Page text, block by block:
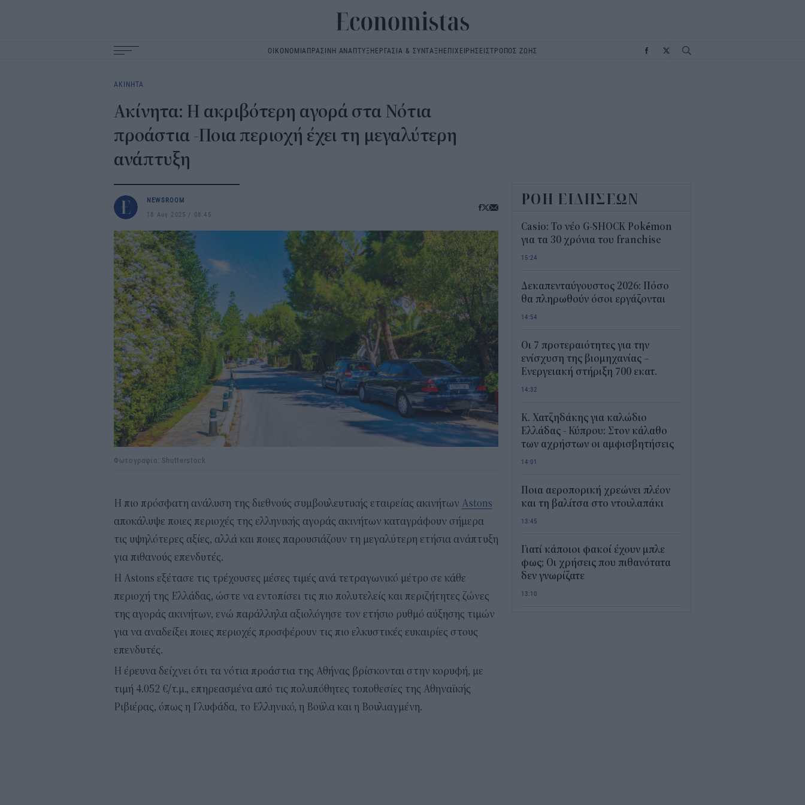
ΟΙΚΟΝΟΜΙΑΠΡΑΣΙΝΗ ΑΝΑΠΤΥΞΗΕΡΓΑΣΙΑ & ΣΥΝΤΑΞΗΕΠΙΧΕΙΡΗΣΕΙΣΤΡΟΠΟΣ ΖΩΗΣ
navigation
ΑΚΙΝΗΤΑ
Ακίνητα: Η ακριβότερη αγορά στα Νότια
προάστια -Ποια περιοχή έχει τη μεγαλύτερη
ανάπτυξη
NEWSROOM
18 Αυγ 2025
08:45
Φωτογραφία: Shutterstock
Η πιο πρόσφατη ανάλυση της διεθνούς συμβουλευτικής εταιρείας ακινήτων Astons
αποκάλυψε ποιες περιοχές της ελληνικής αγοράς ακινήτων καταγράφουν σήμερα
τις υψηλότερες αξίες, αλλά και ποιες παρουσιάζουν τη μεγαλύτερη ετήσια ανάπτυξη
για πιθανούς επενδυτές.
Η Astons εξέτασε τις τρέχουσες μέσες τιμές ανά τετραγωνικό μέτρο σε κάθε
περιοχή της Ελλάδας, ώστε να εντοπίσει τις πιο πολυτελείς και περιζήτητες ζώνες
της αγοράς ακινήτων, ενώ παράλληλα αξιολόγησε τον ετήσιο ρυθμό αύξησης τιμών
για να αναδείξει ποιες περιοχές προσφέρουν τις πιο ελκυστικές ευκαιρίες στους
επενδυτές.
Η έρευνα δείχνει ότι τα νότια προάστια της Αθήνας βρίσκονται στην κορυφή, με
τιμή 4.052 €/τ.μ., επηρεασμένα από τις πολυπόθητες τοποθεσίες της Αθηναϊκής
Ριβιέρας, όπως η Γλυφάδα, το Ελληνικό, η Βούλα και η Βουλιαγμένη.
ΡΟΗ ΕΙΔΗΣΕΩΝ
Casio: Το νέο G-SHOCK Pokémon
για τα 30 χρόνια του franchise
15:24
Δεκαπενταύγουστος 2026: Πόσο
θα πληρωθούν όσοι εργάζονται
14:54
Οι 7 προτεραιότητες για την
ενίσχυση της βιομηχανίας –
Ενεργειακή στήριξη 700 εκατ.
14:32
Κ. Χατζηδάκης για καλώδιο
Ελλάδας - Κύπρου: Στον κάλαθο
των αχρήστων οι αμφισβητήσεις
14:01
Ποια αεροπορική χρεώνει πλέον
και τη βαλίτσα στο ντουλαπάκι
13:45
Γιατί κάποιοι φακοί έχουν μπλε
φως; Οι χρήσεις που πιθανότατα
δεν γνωρίζατε
13:10